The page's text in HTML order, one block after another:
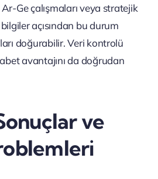
Ge çalışmaları veya stratejik
açısından bu durum
doğurabilir. Veri kontrolü
avantajını da doğrudan
ve